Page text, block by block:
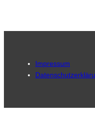
Impressum